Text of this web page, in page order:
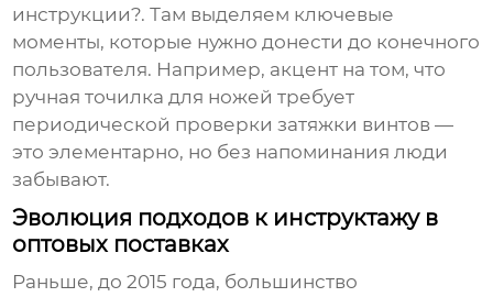
инструкции?. Там выделяем ключевые
моменты, которые нужно донести до конечного
пользователя. Например, акцент на том, что
ручная точилка для ножей требует
периодической проверки затяжки винтов —
это элементарно, но без напоминания люди
забывают.
Эволюция подходов к инструктажу в
оптовых поставках
Раньше, до 2015 года, большинство